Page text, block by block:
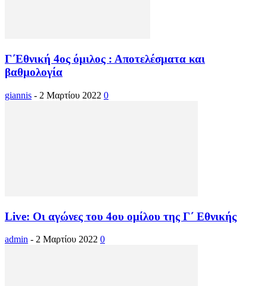
Γ΄Εθνική 4ος όμιλος : Αποτελέσματα και
βαθμολογία
giannis - 2 Μαρτίου 2022 0
Live: Οι αγώνες του 4ου ομίλου της Γ΄ Εθνικής
admin - 2 Μαρτίου 2022 0